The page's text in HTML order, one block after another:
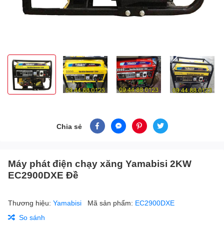
Chia sẻ
Máy phát điện chạy xăng Yamabisi 2KW
EC2900DXE Đề
Thương hiệu: Yamabisi Mã sản phẩm: EC2900DXE
So sánh